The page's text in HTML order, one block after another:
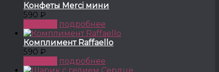
Конфеты Merci мини
590 ₽
подробнее
Комплимент Raffaello
590 ₽
подробнее